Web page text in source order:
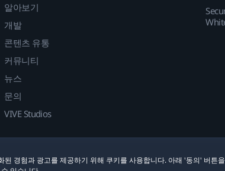
경험과 광고를 제공하기 위해 쿠키를 사용합니다. 아래 '동의' 버튼
알아보기
개발
콘텐츠 유통
커뮤니티
뉴스
문의
VIVE Studios